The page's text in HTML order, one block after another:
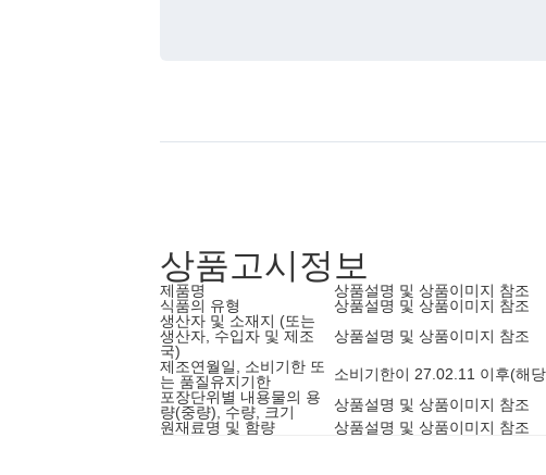
상품고시정보
제품명 상품설명 및 상품이미지 참조
식품의 유형
상품설명 및 상품이미지 참조
생산자 및 소재지 (또는
생산자, 수입자 및 제조
국)
상품설명 및 상품이미지 참조
제조연월일, 소비기한 또
는 품질유지기한
소비기한이 27.02.11 이후(해
포장단위별 내용물의 용
량(중량), 수량, 크기
상품설명 및 상품이미지 참조
원재료명 및 함량
상품설명 및 상품이미지 참조